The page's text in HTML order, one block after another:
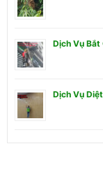
Dịch Vụ Bắt
Dịch Vụ